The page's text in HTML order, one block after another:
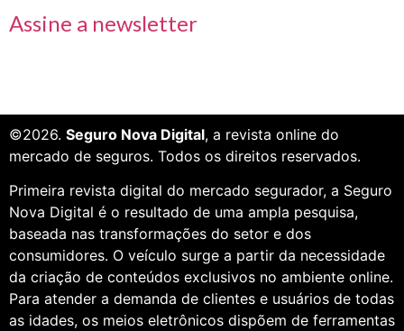
Assine a newsletter
©2026. Seguro Nova Digital, a revista online do
mercado de seguros. Todos os direitos reservados.
Primeira revista digital do mercado segurador, a Seguro
Nova Digital é o resultado de uma ampla pesquisa,
baseada nas transformações do setor e dos
consumidores. O veículo surge a partir da necessidade
da criação de conteúdos exclusivos no ambiente online.
Para atender a demanda de clientes e usuários de todas
as idades, os meios eletrônicos dispõem de ferramentas